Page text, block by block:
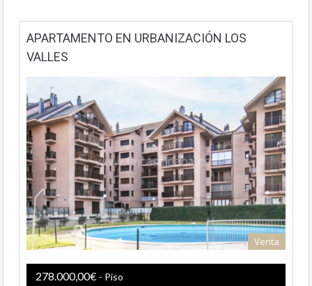
APARTAMENTO EN URBANIZACIÓN LOS
VALLES
Venta
278.000,00€ - Piso